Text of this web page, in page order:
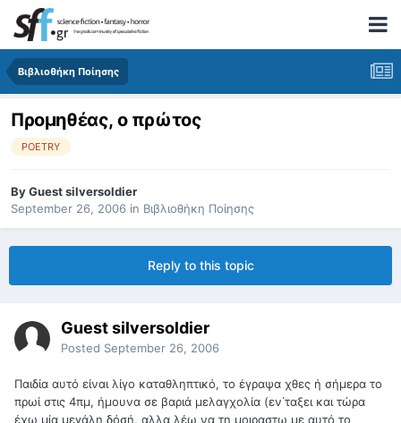
Βιβλιοθήκη Ποίησης
Προμηθέας, ο πρώτος
POETRY
ByGuest silversoldier
September 26, 2006 in Βιβλιοθήκη Ποίησης
Reply to this topic
Guest silversoldier
Posted September 26, 2006
Παιδία αυτό είναι λίγο καταθληπτικό, το έγραψα χθες ή σήμερα το
πρωί στις 4πμ, ήμουνα σε βαριά μελαγχολία (εν΄ταξει και τώρα
έχω μία μεγάλη δόσή, αλλα λέω να τη μοιραστω με αυτό το